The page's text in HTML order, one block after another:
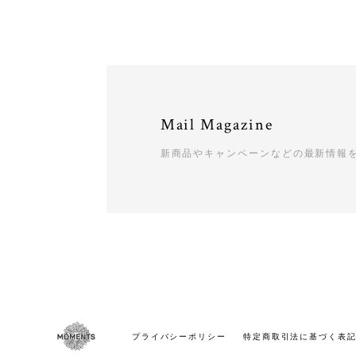
Mail Magazine
新商品やキャンペーンなどの最新情報
プライバシーポリシー 特定商取引法に基づく表記